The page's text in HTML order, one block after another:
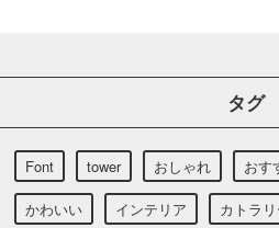
タグ
Font tower おしゃれ おす
かわいい インテリア カトラ